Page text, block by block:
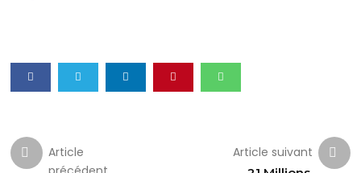
Article
Article suivant